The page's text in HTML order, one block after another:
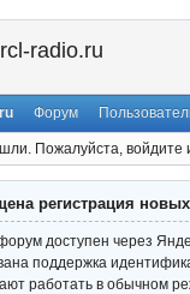
radio.ru
Форум
Пожалуйста, войдите
регистрация
доступен через
поддержка
работать в обычном